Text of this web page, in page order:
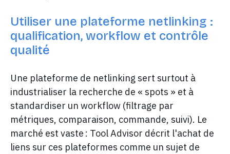
Utiliser une plateforme netlinking :
qualification, workflow et contrôle
qualité
Une plateforme de netlinking sert surtout à
industrialiser la recherche de « spots » et à
standardiser un workflow (filtrage par
métriques, comparaison, commande, suivi). Le
marché est vaste : Tool Advisor décrit l'achat de
liens sur ces plateformes comme un sujet de